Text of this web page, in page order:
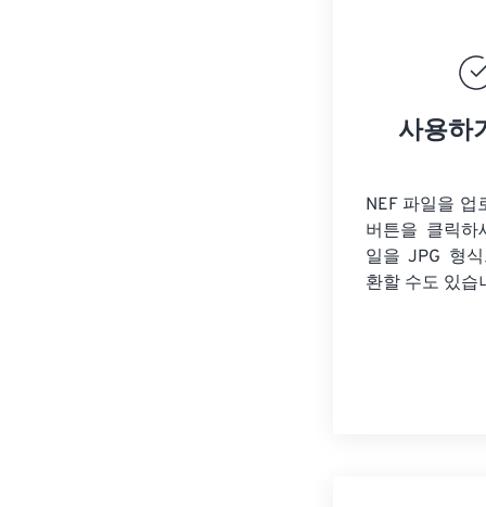
사용하
NEF 파일을 업
버튼을 클릭하
일을 JPG 형
환할 수도 있습